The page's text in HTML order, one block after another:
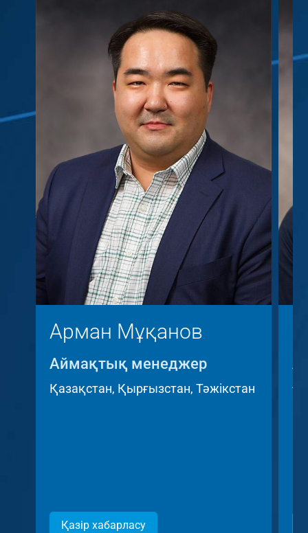
Арман Мұқанов
Аймақтық менеджер
Қазақстан, Қырғызстан, Тәжікстан
Қазір хабарласу